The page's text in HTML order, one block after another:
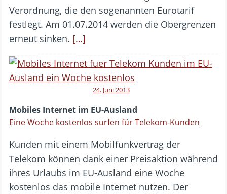
Verordnung, die den sogenannten Eurotarif
festlegt. Am 01.07.2014 werden die Obergrenzen
erneut sinken. […]
24. Juni 2013
Mobiles Internet im EU-Ausland
Eine Woche kostenlos surfen für Telekom-Kunden
Kunden mit einem Mobilfunkvertrag der
Telekom können dank einer Preisaktion während
ihres Urlaubs im EU-Ausland eine Woche
kostenlos das mobile Internet nutzen. Der